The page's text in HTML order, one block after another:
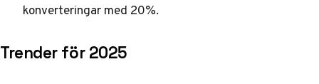
konverteringar med 20%.
Trender för 2025